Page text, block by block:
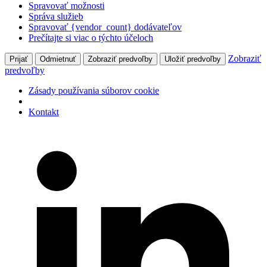
Spravovať možnosti
Správa služieb
Spravovať {vendor_count} dodávateľov
Prečítajte si viac o týchto účeloch
Prijať Odmietnuť Zobraziť predvoľby Uložiť predvoľby
Zobraziť
predvoľby
Zásady používania súborov cookie
Kontakt